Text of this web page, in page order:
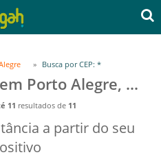
Busca por CEP: *
Busca por CEP: * em Porto Alegre, RS
11 resultados de 11
a partir do seu